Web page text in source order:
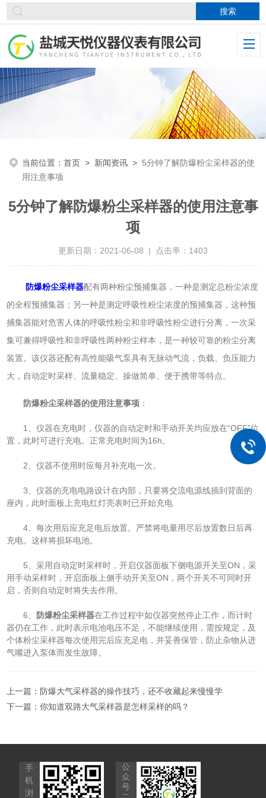
当前位置：首页 > 新闻资讯 > 5分钟了解防爆粉尘采样器的使
用注意事项
5分钟了解防爆粉尘采样器的使用注意事
项
更新日期：2021-06-08 | 点击率：1403
防爆粉尘采样器配有两种粉尘预捕集器，一种是测定总粉尘浓度
的全程预捕集器；另一种是测定呼吸性粉尘浓度的预捕集器，这种预
捕集器能对危害人体的呼吸性粉尘和非呼吸性粉尘进行分离，一次采
集可兼得呼吸性和非呼吸性两种粉尘样本，是一种较可靠的粉尘分离
装置。该仪器还配有高性能吸气泵具有无脉动气流，负载、负压能力
大，自动定时采样、流量稳定、操做简单、便于携带等特点。
防爆粉尘采样器的使用注意事项 ：
1、仪器在充电时，仪器的自动定时和手动开关均应放在“OFF”位
置，此时可进行充电。正常充电时间为16h。
2、仪器不使用时应每月补充电一次。
3、仪器的充电电路设计在内部，只要将交流电源线插到背面的
座内，此时面板上充电红灯亮表时已开始充电
4、每次用后应充足电后放置。严禁将电量用尽后放置数日后再
充电。这样将损坏电池。
5、采用自动定时采样时，开启仪器面板下侧电源开关至ON，采
用手动采样时，开启面板上侧手动开关至ON，两个开关不可同时开
启，否则自动定时将失去作用。
6、 防爆粉尘采样器在工作过程中如仪器突然停止工作，而计时
器仍在工作，此时表示电池电压不足，不能继续使用，需按规定，及
个体粉尘采样器每次使用完后应充足电，并妥善保管，防止杂物从进
气嘴进入泵体而发生故障。
上一篇： 防爆大气采样器的操作技巧，还不收藏起来慢慢学
下一篇：你知道双路大气采样器是怎样采样的吗？
手
机
浏
公
众
号